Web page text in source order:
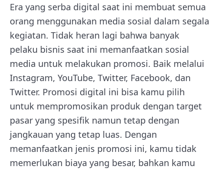
Era yang serba digital saat ini membuat semua
orang menggunakan media sosial dalam segala
kegiatan. Tidak heran lagi bahwa banyak
pelaku bisnis saat ini memanfaatkan sosial
media untuk melakukan promosi. Baik melalui
Instagram, YouTube, Twitter, Facebook, dan
Twitter. Promosi digital ini bisa kamu pilih
untuk mempromosikan produk dengan target
pasar yang spesifik namun tetap dengan
jangkauan yang tetap luas. Dengan
memanfaatkan jenis promosi ini, kamu tidak
memerlukan biaya yang besar, bahkan kamu